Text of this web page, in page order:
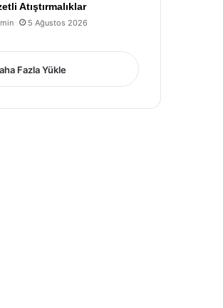
Atıştırmalıklar
5 Ağustos 2026
Fazla Yükle